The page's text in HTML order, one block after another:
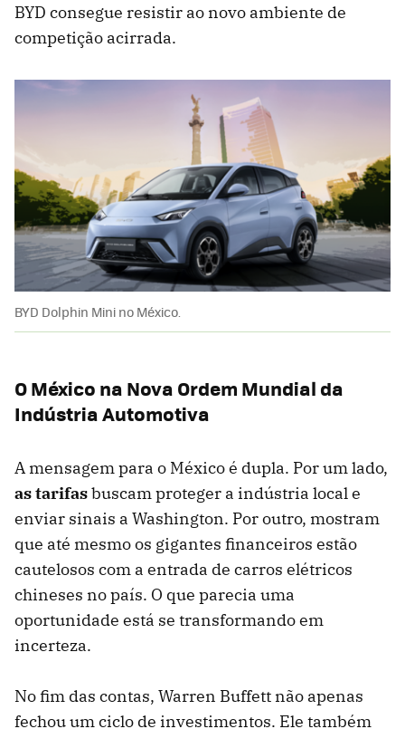
BYD consegue resistir ao novo ambiente de
competição acirrada.
BYD Dolphin Mini no México.
O México na Nova Ordem Mundial da
Indústria Automotiva
A mensagem para o México é dupla. Por um lado,
as tarifasbuscam proteger a indústria local e
enviar sinais a Washington. Por outro, mostram
que até mesmo os gigantes financeiros estão
cautelosos com a entrada de carros elétricos
chineses no país. O que parecia uma
oportunidade está se transformando em
incerteza.
No fim das contas, Warren Buffett não apenas
fechou um ciclo de investimentos. Ele também